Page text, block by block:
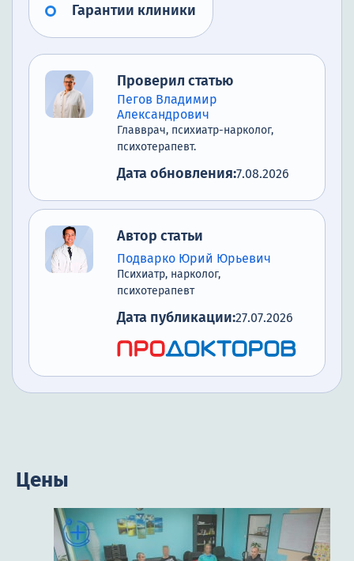
Гарантии клиники
Проверил статью
Пегов Владимир
Александрович
Главврач, психиатр-нарколог,
психотерапевт.
Дата обновления:7.08.2026
Автор статьи
Подварко Юрий Юрьевич
Психиатр, нарколог,
психотерапевт
Дата публикации:27.07.2026
Цены